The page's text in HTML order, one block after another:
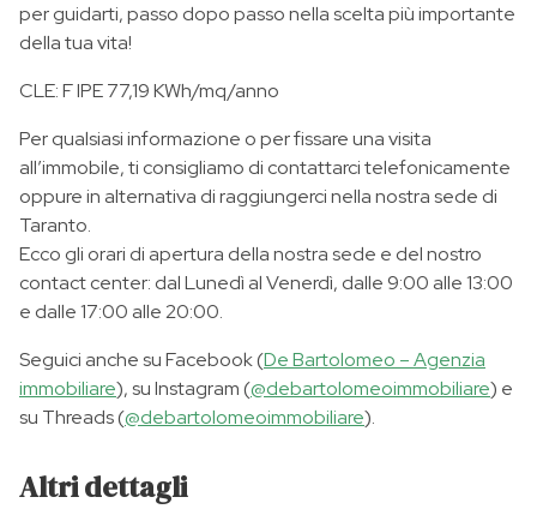
per guidarti, passo dopo passo nella scelta più importante
della tua vita!
CLE: F IPE 77,19 KWh/mq/anno
Per qualsiasi informazione o per fissare una visita
all’immobile, ti consigliamo di contattarci telefonicamente
oppure in alternativa di raggiungerci nella nostra sede di
Taranto.
Ecco gli orari di apertura della nostra sede e del nostro
contact center: dal Lunedì al Venerdì, dalle 9:00 alle 13:00
e dalle 17:00 alle 20:00.
Seguici anche su Facebook (De Bartolomeo – Agenzia
immobiliare), su Instagram (@debartolomeoimmobiliare) e
su Threads (@debartolomeoimmobiliare).
Altri dettagli